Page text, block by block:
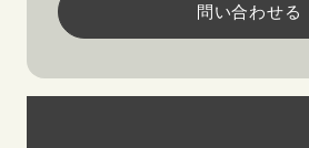
問い合わせる